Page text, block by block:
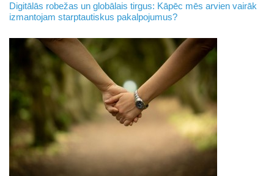
Digitālās robežas un globālais tirgus: Kāpēc mēs arvien vairāk
izmantojam starptautiskus pakalpojumus?